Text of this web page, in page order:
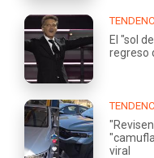
El "sol
regreso
viral